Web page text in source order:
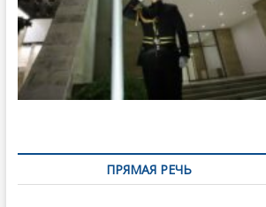
ПРЯМАЯ РЕЧЬ